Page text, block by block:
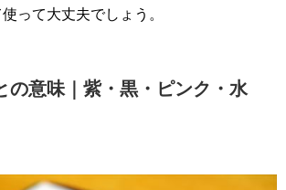
って大丈夫でしょう。
の意味｜紫・黒・ピンク・水